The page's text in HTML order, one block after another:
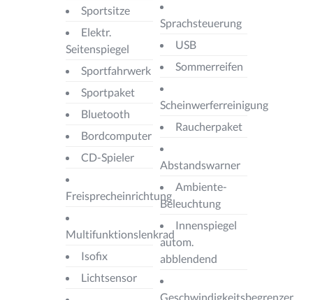
Sportsitze
Elektr.
Seitenspiegel
Sportfahrwerk
Sportpaket
Bluetooth
Bordcomputer
CD-Spieler
Freisprecheinrichtung
Multifunktionslenkrad
Isofix
Lichtsensor
Sprachsteuerung
USB
Sommerreifen
Scheinwerferreinigung
Raucherpaket
Abstandswarner
Ambiente-
Beleuchtung
Innenspiegel
autom.
abblendend
Geschwindigkeitsbegrenzer